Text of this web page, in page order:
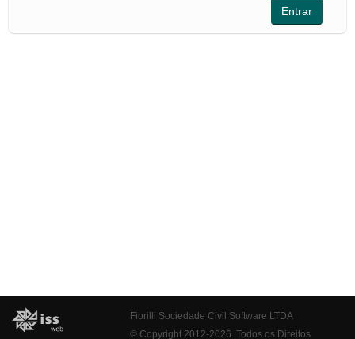
Fiorilli Sociedade Civil Software LTDA
© Copyright 2012-2026. Todos os Direitos